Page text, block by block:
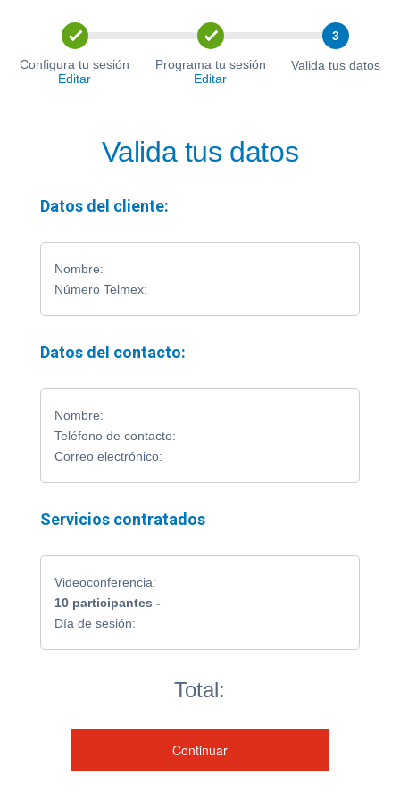
Configura tu sesión
Editar
Programa tu sesión
Editar
3
Valida tus datos
Valida tus datos
Datos del cliente:
Nombre:
Número Telmex:
Datos del contacto:
Nombre:
Teléfono de contacto:
Correo electrónico:
Servicios contratados
Videoconferencia:
10participantes -
Día de sesión:
Total: